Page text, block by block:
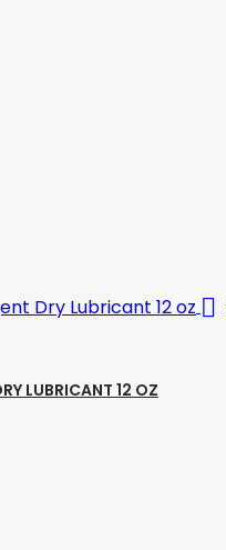

LUBRICANT 12 OZ